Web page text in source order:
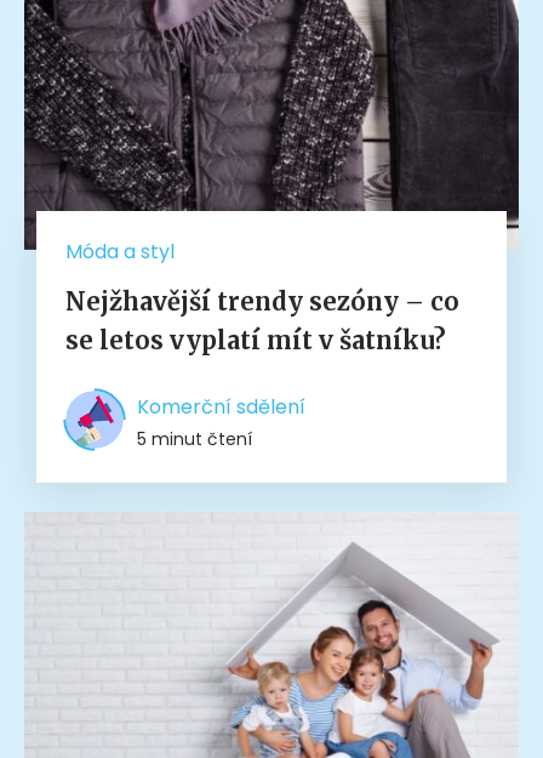
Móda a styl
Nejžhavější trendy sezóny – co
se letos vyplatí mít v šatníku?
Komerční sdělení
5 minut čtení